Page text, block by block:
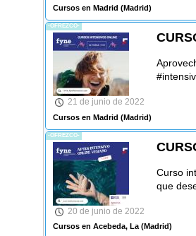
Cursos en Madrid (Madrid)
-OFREZCO-
21 de junio de 2022
Cursos en Madrid (Madrid)
-OFREZCO-
Curso
que
20 de junio de 2022
Cursos en Acebeda, La(Madrid)